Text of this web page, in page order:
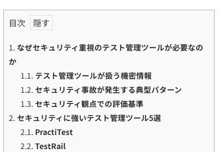
目次
1. なぜセキュリティ重視のテスト管理ツールが必要なの
か
1.1. テスト管理ツールが扱う機密情報
1.2. セキュリティ事故が発生する典型パターン
1.3. セキュリティ観点での評価基準
2. セキュリティに強いテスト管理ツール5選
2.1. PractiTest
2.2. TestRail